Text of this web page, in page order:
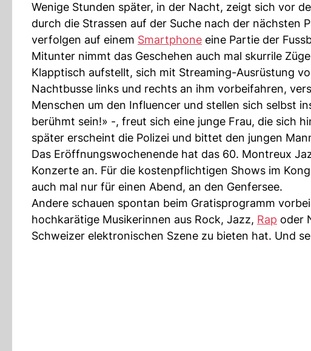
Wenige Stunden später, in der Nacht, zeigt sich vor
durch die Strassen auf der Suche nach der
verfolgen auf einem Smartphone eine Partie der
Mitunter nimmt das Geschehen auch mal skurrile
Klapptisch aufstellt, sich mit Streaming-Ausrüstung
Nachtbusse links und rechts an ihm vorbeifahren,
Menschen um den Influencer und stellen sich selbst
berühmt sein!» -, freut sich eine junge Frau, die sich
später erscheint die Polizei und bittet den jungen
Das Eröffnungswochenende hat das 60. Montreux
Konzerte an. Für die kostenpflichtigen Shows im
auch mal nur für einen Abend, an den Genfersee.
Andere schauen spontan beim Gratisprogramm
hochkarätige Musikerinnen aus Rock, Jazz, Rap oder
Schweizer elektronischen Szene zu bieten hat. Und